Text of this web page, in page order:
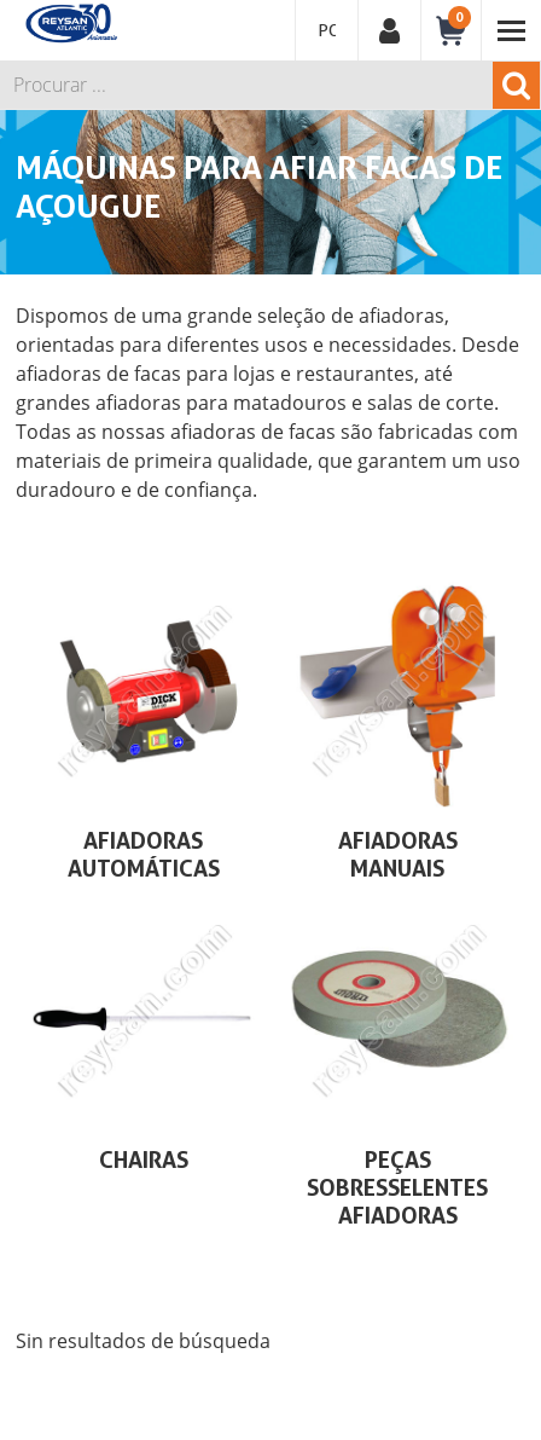
PORTUGUÊS
0
MÁQUINAS PARA AFIAR FACAS DE
AÇOUGUE
Dispomos de uma grande seleção de afiadoras,
orientadas para diferentes usos e necessidades. Desde
afiadoras de facas para lojas e restaurantes, até
grandes afiadoras para matadouros e salas de corte.
Todas as nossas afiadoras de facas são fabricadas com
materiais de primeira qualidade, que garantem um uso
duradouro e de confiança.
AFIADORAS
AUTOMÁTICAS
AFIADORAS
MANUAIS
CHAIRAS
PEÇAS
SOBRESSELENTES
AFIADORAS
Sin resultados de búsqueda